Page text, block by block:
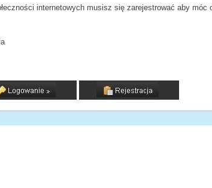
internetowych musisz się zarejestrować aby